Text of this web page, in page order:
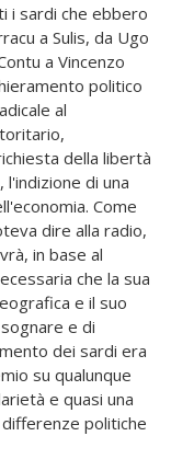
i sardi che ebbero
a Sulis, da Ugo
a Vincenzo
politico
al
della libertà
di una
Come
dire alla radio,
in base al
che la sua
e il suo
e di
dei sardi era
su qualunque
e quasi una
politiche